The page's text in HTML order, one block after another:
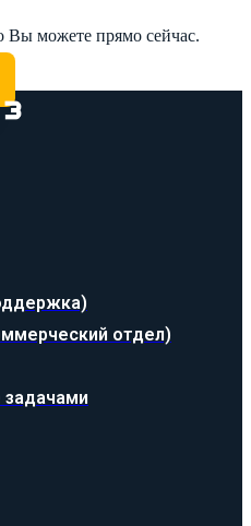
Вы можете прямо сейчас.
отдел)
задачами